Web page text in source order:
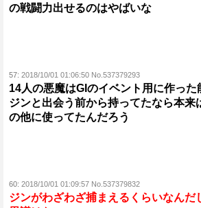
の戦闘力出せるのはやばいな
57: 2018/10/01 01:06:50 No.537379293
14人の悪魔はGIのイベント用に作った
ジンと出会う前から持ってたなら本来
の他に使ってたんだろう
60: 2018/10/01 01:09:57 No.537379832
ジンがわざわざ捕まえるくらいなんだ